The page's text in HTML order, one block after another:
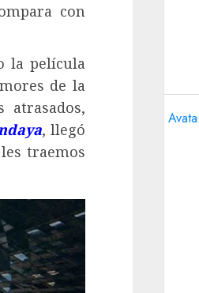
con
la película
de la
atrasados,
, llegó
traemos
Avatar